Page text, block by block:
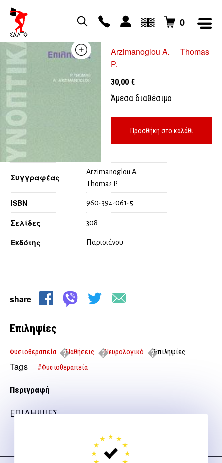
0
Arzimanoglou A.
Thomas
P.
30,00 €
Άμεσα διαθέσιμο
Προσθήκη στο καλάθι
Συγγραφέας
Arzimanoglou A.
Thomas P.
ISBN 960-394-061-5
Σελίδες 308
Εκδότης Παρισιάνου
share
Επιληψίες
Φυσιοθεραπεία Παθήσεις Νευρολογικό Επιληψίες
Tags #Φυσιοθεραπεία
Περιγραφή
ΕΠΙΛΗΨΙΕΣ
Ακολουθήστε μας